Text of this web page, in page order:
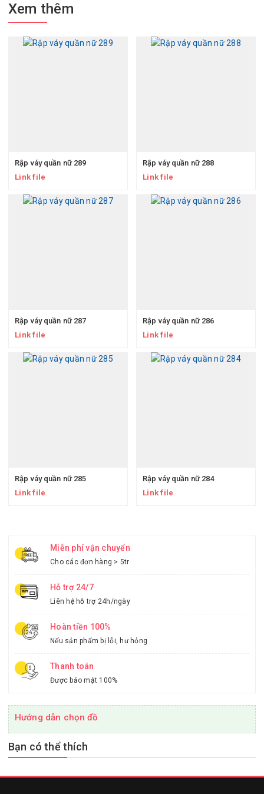
Xem thêm
Rập váy quần nữ 289
Link file
Rập váy quần nữ 288
Link file
Rập váy quần nữ 287
Link file
Rập váy quần nữ 286
Link file
Rập váy quần nữ 285
Link file
Rập váy quần nữ 284
Link file
Miễn phí vận chuyển
Cho các đơn hàng > 5tr
Hỗ trợ 24/7
Liên hệ hỗ trợ 24h/ngày
Hoàn tiền 100%
Nếu sản phẩm bị lỗi, hư hỏng
Thanh toán
Được bảo mật 100%
Hướng dẫn chọn đồ
Bạn có thể thích